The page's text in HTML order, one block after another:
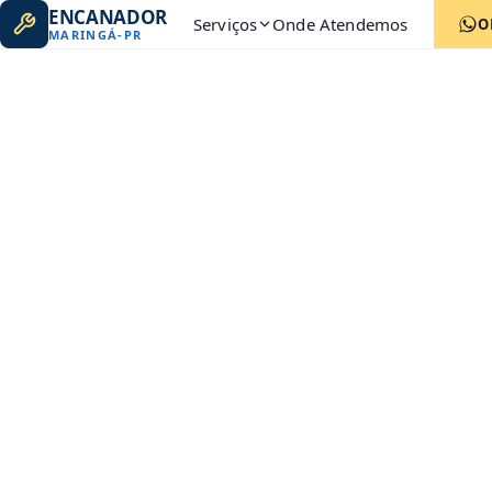
ENCANADOR
MARINGÁ- PR Serviços Onde Atendemos